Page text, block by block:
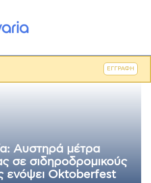
ΕΓΓΡΑΦΗ
Αυστηρά μέτρα
σε σιδηροδρομικούς
ενόψει Oktoberfest